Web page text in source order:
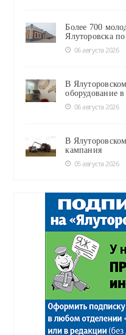
Более 700
Ялуторовска
06 августа 2026
В
оборудование
06 августа 2026
В
кампания
05 августа 2026